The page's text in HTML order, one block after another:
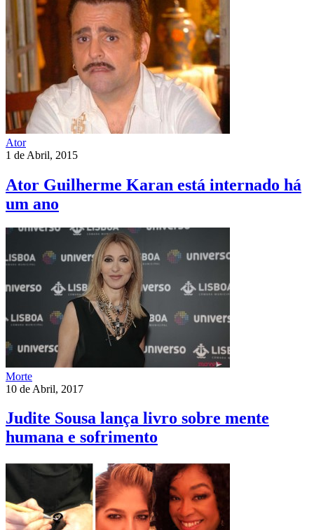
Ator
1 de Abril, 2015
Ator Guilherme Karan está internado há
um ano
Morte
10 de Abril, 2017
Judite Sousa lança livro sobre mente
humana e sofrimento